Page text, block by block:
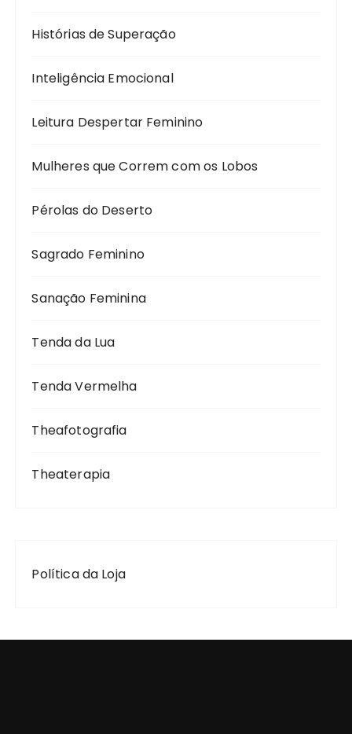
Histórias de Superação
Inteligência Emocional
Leitura Despertar Feminino
Mulheres que Correm com os Lobos
Pérolas do Deserto
Sagrado Feminino
Sanação Feminina
Tenda da Lua
Tenda Vermelha
Theafotografia
Theaterapia
Política da Loja